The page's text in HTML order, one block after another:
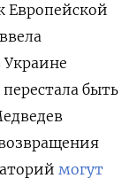
Европейской
быть
могут